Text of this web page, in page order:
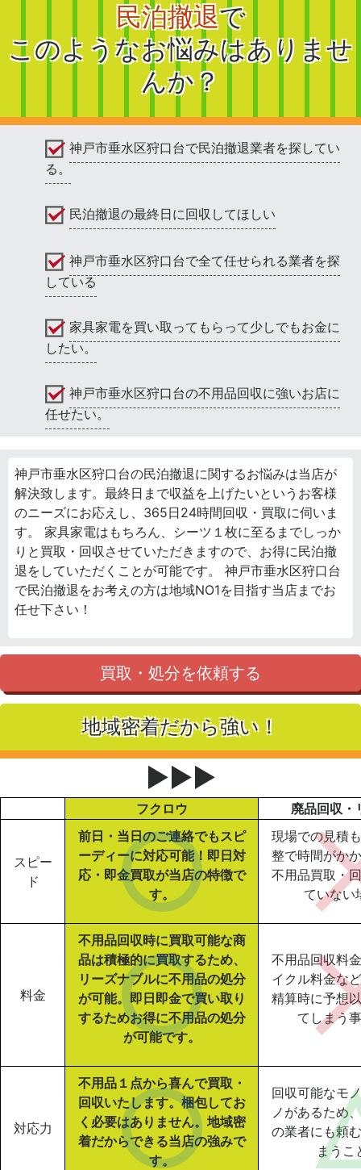
民泊撤退で
このようなお悩みはありませ
んか？
神戸市垂水区狩口台で民泊撤退業者を探してい
る。
民泊撤退の最終日に回収してほしい
神戸市垂水区狩口台で全て任せられる業者を探
している
家具家電を買い取ってもらって少しでもお金に
したい。
神戸市垂水区狩口台の不用品回収に強いお店に
任せたい。
神戸市垂水区狩口台の民泊撤退に関するお悩みは当店が
解決致します。最終日まで収益を上げたいというお客様
のニーズにお応えし、365日24時間回収・買取に伺いま
す。 家具家電はもちろん、シーツ１枚に至るまでしっか
りと買取・回収させていただきますので、お得に民泊撤
退をしていただくことが可能です。 神戸市垂水区狩口台
で民泊撤退をお考えの方は地域NO1を目指す当店までお
任せ下さい！
買取・処分を依頼する
地域密着だから強い！
▶▶▶
フクロウ 廃品回収・
スピー
ド
前日・当日のご連絡でもスピ
ーディーに対応可能！即日対
応・即金買取が当店の特徴で
す。
現場での見積
整で時間がか
不用品買取・
ていない
料金
不用品回収時に買取可能な商
品は積極的に買取するため、
リーズナブルに不用品の処分
が可能。即日即金で買い取り
するためお得に不用品の処分
が可能です。
不用品回収料
イクル料金な
精算時に予想
てしまう
対応力
不用品１点から喜んで買取・
回収いたします。梱包してお
く必要はありません。地域密
着だからできる当店の強みで
す。
回収可能なモ
ノがあるため
の業者にも頼
まうこ